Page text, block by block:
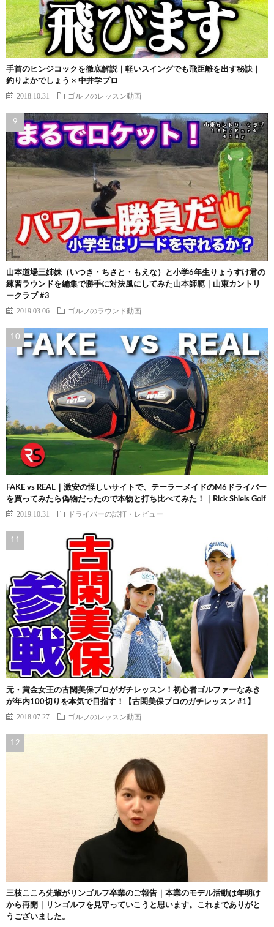
手首のヒンジコックを徹底解説｜軽いスイングでも飛距離を出す秘訣｜
釣りよかでしょう × 中井学プロ
2018.10.31 ゴルフのレッスン動画
山本道場三姉妹（いつき・ちさと・もえな）と小学6年生りょうすけ君の
練習ラウンドを編集で勝手に対決風にしてみた山本師範｜山東カントリ
ークラブ #3
2019.03.06 ゴルフのラウンド動画
FAKE vs REAL｜激安の怪しいサイトで、テーラーメイドのM6ドライバー
を買ってみたら偽物だったので本物と打ち比べてみた！｜Rick Shiels Golf
2019.10.31 ドライバーの試打・レビュー
元・賞金女王の古閑美保プロがガチレッスン！初心者ゴルファーなみき
が年内100切りを本気で目指す！【古閑美保プロのガチレッスン #1】
2018.07.27 ゴルフのレッスン動画
三枝こころ先輩がリンゴルフ卒業のご報告｜本業のモデル活動は年明け
から再開｜リンゴルフを見守っていこうと思います。これまでありがと
うございました。